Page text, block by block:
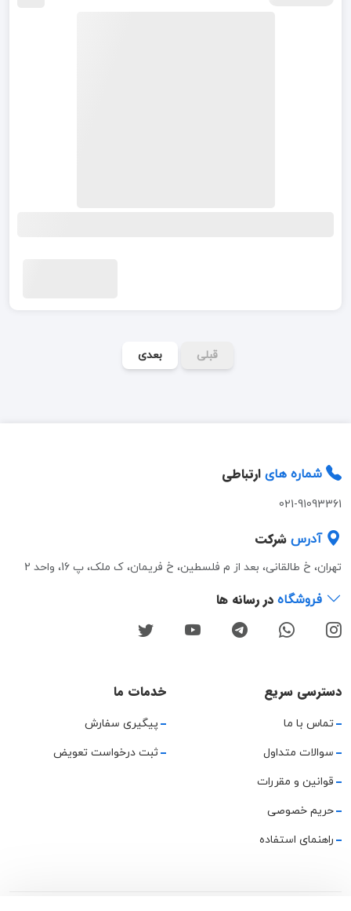
قبلی بعدی
شماره های ارتباطی
021-91093361
آدرس شرکت
تهران، خ طالقانی، بعد از م فلسطین، خ فریمان، ک ملک، پ 16، واحد 2
فروشگاه در رسانه ها
دسترسی سریع
تماس با ما
سوالات متداول
قوانین و مقررات
حریم خصوصی
راهنمای استفاده
خدمات ما
پیگیری سفارش
ثبت درخواست تعویض